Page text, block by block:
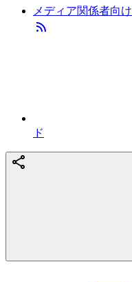
メディア関係者向け
ド